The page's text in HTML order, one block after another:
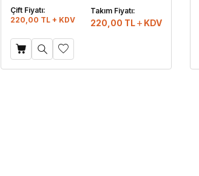
Çift Fiyatı:
220,00 TL + KDV
Takım Fiyatı:
220,00 TL KDV